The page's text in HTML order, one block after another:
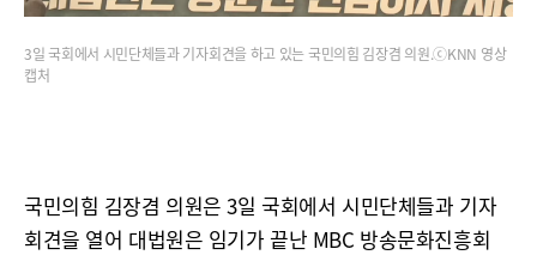
3일 국회에서 시민단체들과 기자회견을 하고 있는 국민의힘 김장겸 의원.ⓒKNN 영상
캡처
국민의힘 김장겸 의원은 3일 국회에서 시민단체들과 기자
회견을 열어 대법원은 임기가 끝난 MBC 방송문화진흥회